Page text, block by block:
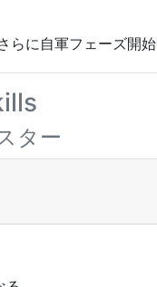
らに自軍フェーズ開
ター